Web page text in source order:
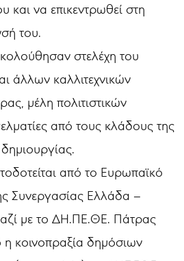
και να επικεντρωθεί στη
του.
στελέχη του
άλλων καλλιτεχνικών
μέλη πολιτιστικών
από τους κλάδους της
δημιουργίας.
από το Ευρωπαϊκό
Συνεργασίας Ελλάδα –
με το ΔΗ.ΠΕ.ΘΕ. Πάτρας
η κοινοπραξία δημόσιων